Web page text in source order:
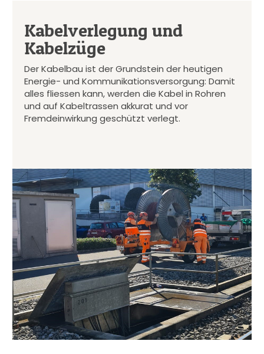
Kabelverlegung und
Kabelzüge
Der Kabelbau ist der Grundstein der heutigen
Energie- und Kommunikationsversorgung: Damit
alles fliessen kann, werden die Kabel in Rohren
und auf Kabeltrassen akkurat und vor
Fremdeinwirkung geschützt verlegt.